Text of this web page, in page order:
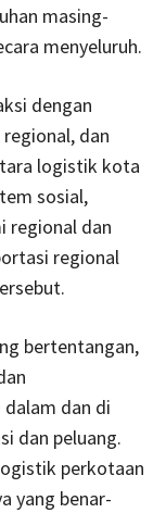
masing-
menyeluruh.
dengan
dan
logistik kota
sosial,
regional dan
regional
bertentangan,
dan di
dan peluang.
perkotaan
yang benar-